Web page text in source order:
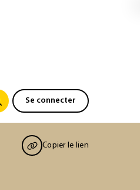
Se connecter
Copier le lien